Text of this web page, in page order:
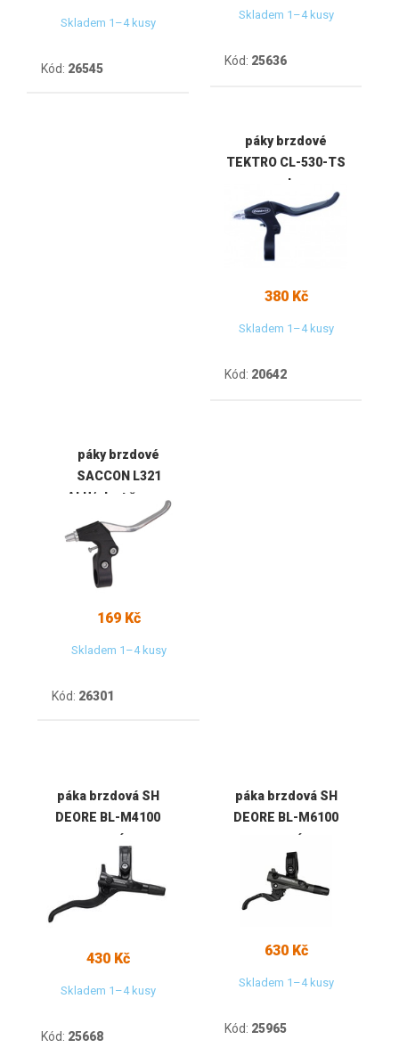
Skladem 1–4 kusy
Kód: 26545
Skladem 1–4 kusy
Kód: 25636
páky brzdové
TEKTRO CL-530-TS
s gelem
380 Kč
Skladem 1–4 kusy
Kód: 20642
páky brzdové
SACCON L321
ALU/plast černo-
stříbrné
169 Kč
Skladem 1–4 kusy
Kód: 26301
páka brzdová SH
DEORE BL-M4100
pravá
430 Kč
Skladem 1–4 kusy
Kód: 25668
páka brzdová SH
DEORE BL-M6100
pravá
630 Kč
Skladem 1–4 kusy
Kód: 25965